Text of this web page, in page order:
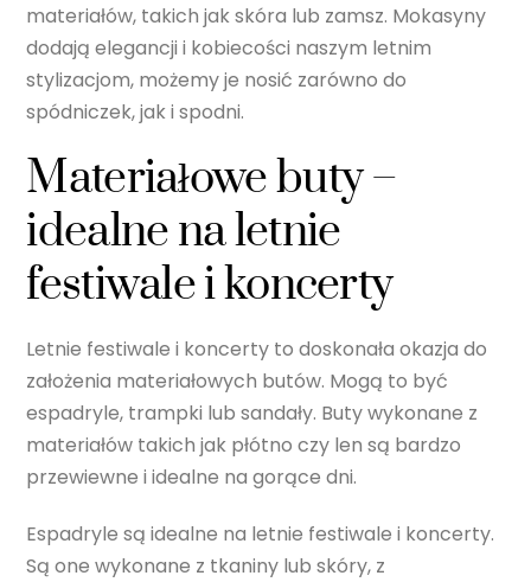
materiałów, takich jak skóra lub zamsz. Mokasyny
dodają elegancji i kobiecości naszym letnim
stylizacjom, możemy je nosić zarówno do
spódniczek, jak i spodni.
Materiałowe buty –
idealne na letnie
festiwale i koncerty
Letnie festiwale i koncerty to doskonała okazja do
założenia materiałowych butów. Mogą to być
espadryle, trampki lub sandały. Buty wykonane z
materiałów takich jak płótno czy len są bardzo
przewiewne i idealne na gorące dni.
Espadryle są idealne na letnie festiwale i koncerty.
Są one wykonane z tkaniny lub skóry, z